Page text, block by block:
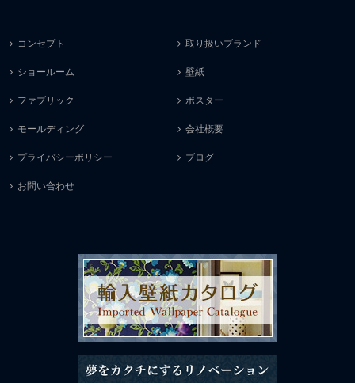
コンセプト 取り扱いブランド
ショールーム 壁紙
ファブリック ポスター
モールディング 会社概要
プライバシーポリシー ブログ
お問い合わせ